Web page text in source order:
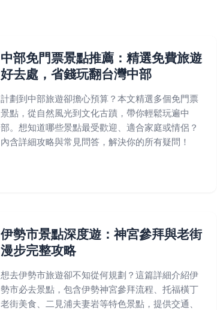
中部免門票景點推薦：精選免費旅遊
好去處，省錢玩翻台灣中部
計劃到中部旅遊卻擔心預算？本文精選多個免門票
景點，從自然風光到文化古蹟，帶你輕鬆玩遍中
部。想知道哪些景點最受歡迎、適合家庭或情侶？
內含詳細攻略與常見問答，解決你的所有疑問！
伊勢市景點深度遊：神宮參拜與老街
漫步完整攻略
想去伊勢市旅遊卻不知從何規劃？這篇詳細介紹伊
勢市必去景點，包含伊勢神宮參拜流程、托福橫丁
老街美食、二見浦夫妻岩等特色景點，提供交通、